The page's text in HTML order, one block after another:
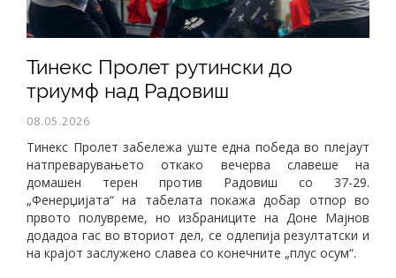
Тинекс Пролет рутински до
триумф над Радовиш
08.05.2026
Тинекс Пролет забележа уште една победа во плејаут
натпреварувањето откако вечерва славеше на
домашен терен против Радовиш со 37-29.
„Фенерџијата“ на табелата покажа добар отпор во
првото полувреме, но избраниците на Доне Мајнов
додадоа гас во вториот дел, се одлепија резултатски и
на крајот заслужено славеа со конечните „плус осум“.